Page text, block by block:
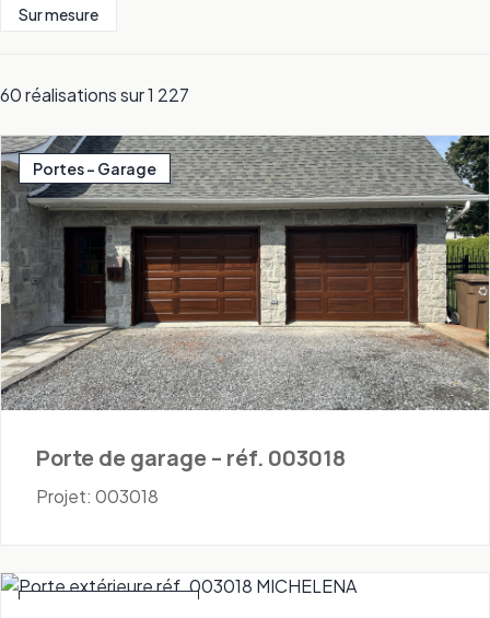
Sur mesure
60 réalisations sur 1 227
Portes - Garage
Porte de garage – réf. 003018
Projet: 003018